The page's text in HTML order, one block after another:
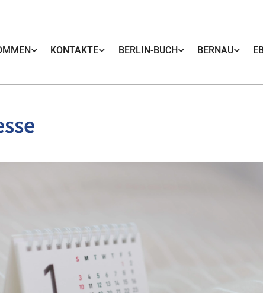
KONTAKTE BERLIN-BUCH BERNAU